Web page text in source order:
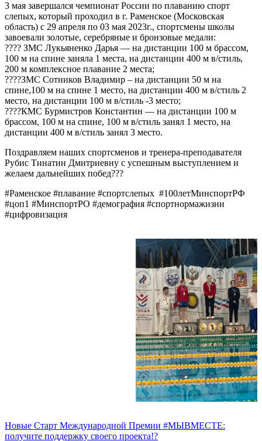
3 мая завершался чемпионат России по плаванию спорт
слепых, который проходил в г. Раменское (Московская
область) с 29 апреля по 03 мая 2023г., спортсмены школы
завоевали золотые, серебряные и бронзовые медали:
???? ЗМС Лукьяненко Дарья — на дистанции 100 м брассом,
100 м на спине заняла 1 места, на дистанции 400 м в/стиль,
200 м комплексное плавание 2 места;
????ЗМС Сотников Владимир – на дистанции 50 м на
спине,100 м на спине 1 место, на дистанции 400 м в/стиль 2
место, на дистанции 100 м в/стиль -3 место;
????КМС Бурмистров Константин — на дистанции 100 м
брассом, 100 м на спине, 100 м в/стиль занял 1 место, на
дистанции 400 м в/стиль занял 3 место.
Поздравляем наших спортсменов и тренера-преподавателя
Рубис Тинатин Дмитриевну с успешным выступлением и
желаем дальнейших побед???
#Раменское #плавание #спортслепых #100летМинспортРФ
#цоп1 #МинспортРО #демография #спортнормажизни
#цифровизация
Новые Старт Международной Премии #МЫВМЕСТЕ:
получите поддержку своего проекта!?